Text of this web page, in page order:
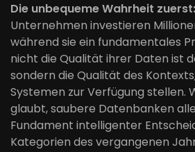
Die unbequeme Wahrheit zuerst:
Unternehmen investieren
während sie ein fundamentales
nicht die Qualität ihrer Daten ist
sondern die Qualität des
Systemen zur Verfügung stellen.
glaubt, saubere Datenbanken
Fundament intelligenter
Kategorien des vergangenen